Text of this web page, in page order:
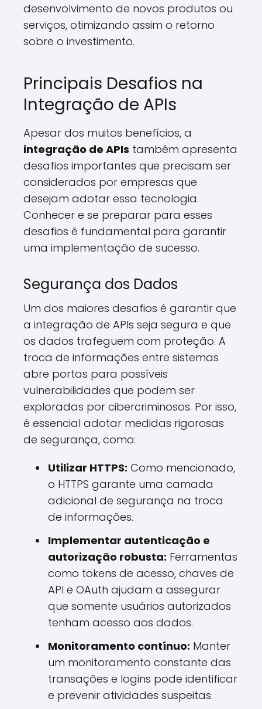
desenvolvimento de novos produtos ou
serviços, otimizando assim o retorno
sobre o investimento.
Principais Desafios na
Integração de APIs
Apesar dos muitos benefícios, a
integração de APIs também apresenta
desafios importantes que precisam ser
considerados por empresas que
desejam adotar essa tecnologia.
Conhecer e se preparar para esses
desafios é fundamental para garantir
uma implementação de sucesso.
Segurança dos Dados
Um dos maiores desafios é garantir que
a integração de APIs seja segura e que
os dados trafeguem com proteção. A
troca de informações entre sistemas
abre portas para possíveis
vulnerabilidades que podem ser
exploradas por cibercriminosos. Por isso,
é essencial adotar medidas rigorosas
de segurança, como:
Utilizar HTTPS: Como mencionado,
o HTTPS garante uma camada
adicional de segurança na troca
de informações.
Implementar autenticação e
autorização robusta: Ferramentas
como tokens de acesso, chaves de
API e OAuth ajudam a assegurar
que somente usuários autorizados
tenham acesso aos dados.
Monitoramento contínuo: Manter
um monitoramento constante das
transações e logins pode identificar
e prevenir atividades suspeitas.